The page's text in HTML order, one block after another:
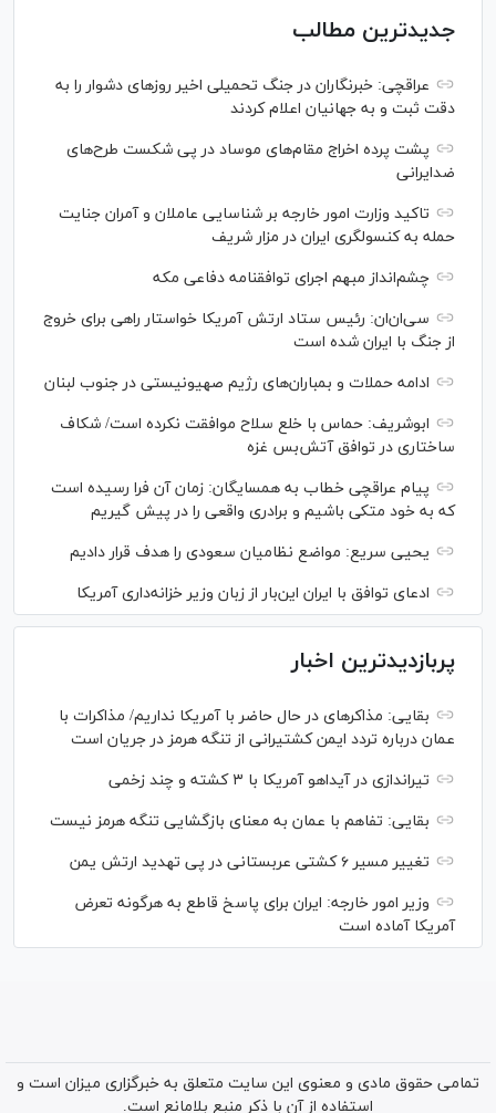
جدیدترین مطالب
عراقچی: خبرنگاران در جنگ تحمیلی اخیر روز‌های دشوار را به
دقت ثبت و به جهانیان اعلام کردند
پشت پرده اخراج مقام‌های موساد در پی شکست طرح‌های
ضدایرانی
تاکید وزارت امور خارجه بر شناسایی عاملان و آمران جنایت
حمله به کنسولگری ایران در مزار شریف
چشم‌انداز مبهم اجرای توافقنامه دفاعی مکه
سی‌ان‌‌ان: رئیس ستاد ارتش آمریکا خواستار راهی برای خروج
از جنگ با ایران شده است
ادامه حملات و بمباران‌های رژیم صهیونیستی در جنوب لبنان
ابوشریف: حماس با خلع سلاح موافقت نکرده است/ شکاف
ساختاری در توافق آتش‌‎بس غزه
پیام عراقچی خطاب به همسایگان: زمان آن فرا رسیده است
که به خود متکی باشیم و برادری واقعی را در پیش گیریم
یحیی سریع: مواضع نظامیان سعودی را هدف قرار دادیم
ادعای توافق با ایران این‌بار از زبان وزیر خزانه‌داری آمریکا
پربازدیدترین اخبار
بقایی: مذاکره‎ای در حال حاضر با آمریکا نداریم/ مذاکرات با
عمان درباره تردد ایمن کشتیرانی از تنگه هرمز در جریان است
تیراندازی در آیداهو آمریکا با ۳ کشته و چند زخمی
بقایی: تفاهم با عمان به معنای بازگشایی تنگه هرمز نیست
تغییر مسیر ۶ کشتی عربستانی در پی تهدید ارتش یمن
وزیر امور خارجه: ایران برای پاسخ قاطع به هرگونه تعرض
آمریکا آماده است
تمامی حقوق مادی و معنوی این سایت متعلق به خبرگزاری میزان است و
استفاده از آن با ذکر منبع بلامانع است.